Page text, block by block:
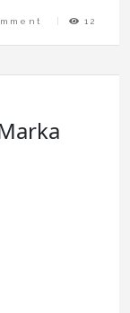
On
Kumar
Kisilerde
12